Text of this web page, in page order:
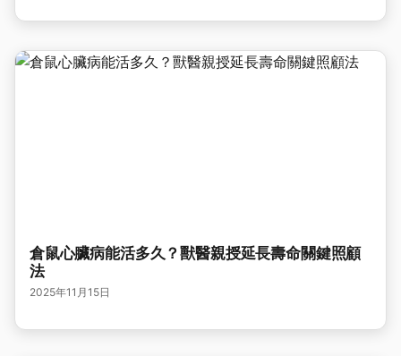
倉鼠心臟病能活多久？獸醫親授延長壽命關鍵照顧
法
2025年11月15日